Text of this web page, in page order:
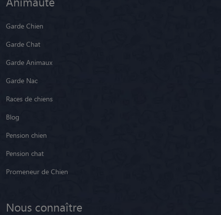
Garde Chien
Garde Chat
Garde Animaux
Garde Nac
Races de chiens
Blog
Pension chien
Pension chat
Promeneur de Chien
Nous connaître